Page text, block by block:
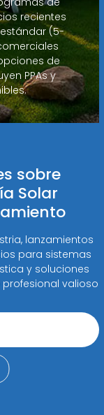
recientes
(5-
de
PPAs y
sobre
Solar
lanzamientos
para sistemas
y soluciones
valioso